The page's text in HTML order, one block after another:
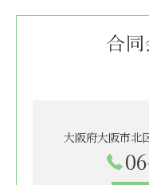
大阪府大阪市北